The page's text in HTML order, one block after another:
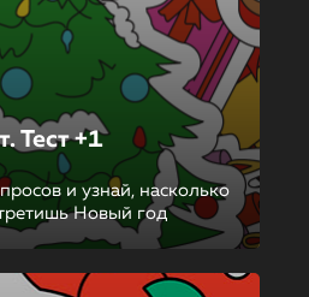
Тест +1
и узнай, насколько
Новый год